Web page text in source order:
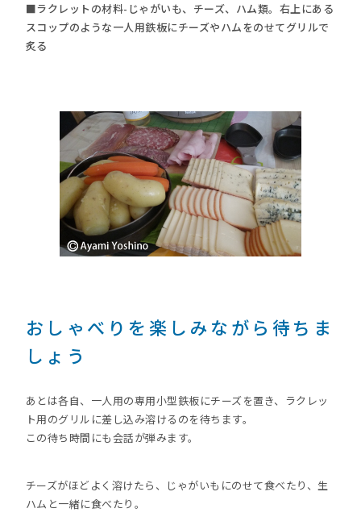
■ラクレットの材料-じゃがいも、チーズ、ハム類。右上にある
スコップのような一人用鉄板にチーズやハムをのせてグリルで
炙る
おしゃべりを楽しみながら待ちま
しょう
あとは各自、一人用の専用小型鉄板にチーズを置き、ラクレッ
ト用のグリルに差し込み溶けるのを待ちます。
この待ち時間にも会話が弾みます。
チーズがほどよく溶けたら、じゃがいもにのせて食べたり、生
ハムと一緒に食べたり。